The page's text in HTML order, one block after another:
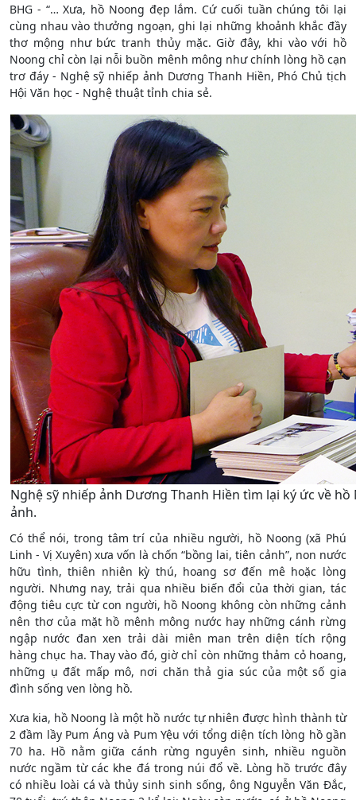
BHG - “… Xưa, hồ Noong đẹp lắm. Cứ cuối tuần chúng tôi lại
cùng nhau vào thưởng ngoạn, ghi lại những khoảnh khắc đầy
thơ mộng như bức tranh thủy mặc. Giờ đây, khi vào với hồ
Noong chỉ còn lại nỗi buồn mênh mông như chính lòng hồ cạn
trơ đáy - Nghệ sỹ nhiếp ảnh Dương Thanh Hiền, Phó Chủ tịch
Hội Văn học - Nghệ thuật tỉnh chia sẻ.
Nghệ sỹ nhiếp ảnh Dương Thanh Hiền tìm lại ký ức về
ảnh.
Có thể nói, trong tâm trí của nhiều người, hồ Noong (xã Phú
Linh - Vị Xuyên) xưa vốn là chốn “bồng lai, tiên cảnh”, non nước
hữu tình, thiên nhiên kỳ thú, hoang sơ đến mê hoặc lòng
người. Nhưng nay, trải qua nhiều biến đổi của thời gian, tác
động tiêu cực từ con người, hồ Noong không còn những cảnh
nên thơ của mặt hồ mênh mông nước hay những cánh rừng
ngập nước đan xen trải dài miên man trên diện tích rộng
hàng chục ha. Thay vào đó, giờ chỉ còn những thảm cỏ hoang,
những ụ đất mấp mô, nơi chăn thả gia súc của một số gia
đình sống ven lòng hồ.
Xưa kia, hồ Noong là một hồ nước tự nhiên được hình thành từ
2 đầm lầy Pum Áng và Pum Yệu với tổng diện tích lòng hồ gần
70 ha. Hồ nằm giữa cánh rừng nguyên sinh, nhiều nguồn
nước ngầm từ các khe đá trong núi đổ về. Lòng hồ trước đây
có nhiều loài cá và thủy sinh sinh sống, ông Nguyễn Văn Đắc,